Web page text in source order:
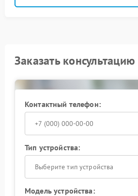
Заказать консультацию
Контактный телефон:
Тип устройства:
Выберите тип устройства
Модель устройства: